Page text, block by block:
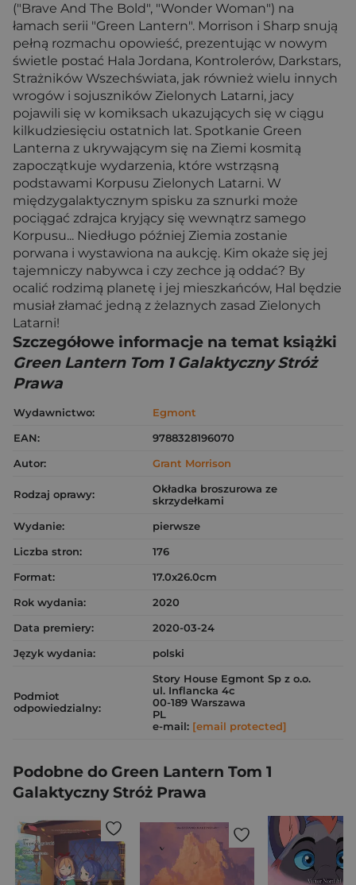
("Brave And The Bold", "Wonder Woman") na
łamach serii "Green Lantern". Morrison i Sharp snują
pełną rozmachu opowieść, prezentując w nowym
świetle postać Hala Jordana, Kontrolerów, Darkstars,
Strażników Wszechświata, jak również wielu innych
wrogów i sojuszników Zielonych Latarni, jacy
pojawili się w komiksach ukazujących się w ciągu
kilkudziesięciu ostatnich lat. Spotkanie Green
Lanterna z ukrywającym się na Ziemi kosmitą
zapoczątkuje wydarzenia, które wstrząsną
podstawami Korpusu Zielonych Latarni. W
międzygalaktycznym spisku za sznurki może
pociągać zdrajca kryjący się wewnątrz samego
Korpusu... Niedługo później Ziemia zostanie
porwana i wystawiona na aukcję. Kim okaże się jej
tajemniczy nabywca i czy zechce ją oddać? By
ocalić rodzimą planetę i jej mieszkańców, Hal będzie
musiał złamać jedną z żelaznych zasad Zielonych
Latarni!
Szczegółowe informacje na temat książki
Green Lantern Tom 1 Galaktyczny Stróż
Prawa
Wydawnictwo:
Egmont
EAN:
9788328196070
Autor:
Grant Morrison
Rodzaj oprawy:
Okładka broszurowa ze
skrzydełkami
Wydanie:
pierwsze
Liczba stron:
176
Format:
17.0x26.0cm
Rok wydania:
2020
Data premiery:
2020-03-24
Język wydania:
polski
Podmiot
odpowiedzialny:
Story House Egmont Sp z o.o.
ul. Inflancka 4c
00-189 Warszawa
PL
e-mail: [email protected]
Podobne do Green Lantern Tom 1
Galaktyczny Stróż Prawa